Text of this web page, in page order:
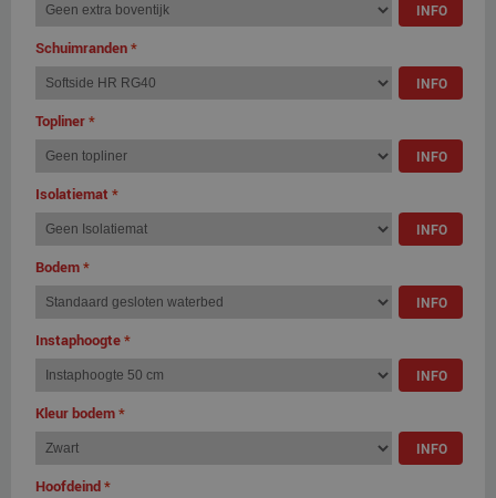
INFO
Schuimranden*
INFO
Topliner*
INFO
Isolatiemat *
INFO
Bodem*
INFO
Instaphoogte*
INFO
Kleur bodem*
INFO
Hoofdeind*